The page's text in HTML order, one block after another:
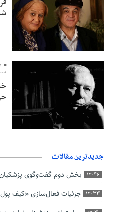
جدیدترین مقالات
12:46 بخش دوم گفت‌وگوی
12:33 جزئیات فعال‌سازی «کیف پول